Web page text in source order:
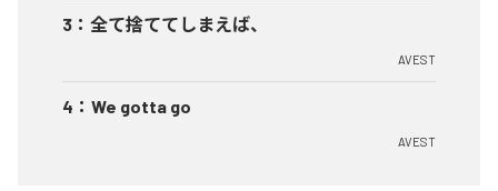
3 ： 全て捨ててしまえば、
AVEST
4 ： We gotta go
AVEST